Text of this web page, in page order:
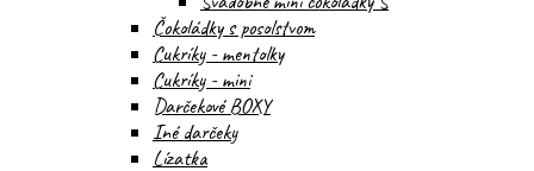
Čokoládky s posolstvom
Cukríky - mentolky
Cukríky - mini
Darčekové BOXY
Iné darčeky
Lízatka